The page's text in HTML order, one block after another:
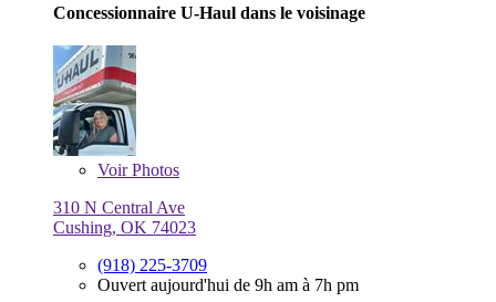
Concessionnaire U-Haul dans le voisinage
VoirPhotos
310 N Central Ave
Cushing, OK 74023
(918) 225-3709
Ouvert aujourd'hui de 9h am à 7h pm